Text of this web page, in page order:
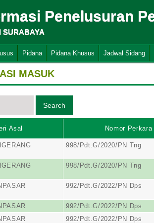
Penelusuran
SURABAYA
Pidana Pidana Khusus Jadwal Sidang
MASUK
Asal Nomor Perkara
998/Pdt.G/2020/PN Tng
998/Pdt.G/2020/PN Tng
992/Pdt.G/2022/PN Dps
992/Pdt.G/2022/PN Dps
992/Pdt.G/2022/PN Dps